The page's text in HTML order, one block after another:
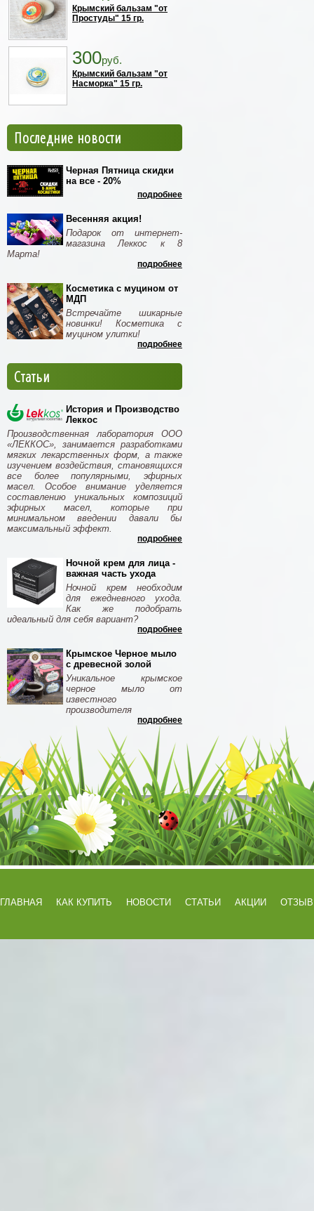
Крымский бальзам "от
Простуды" 15 гр.
300руб.
Крымский бальзам "от
Насморка" 15 гр.
Последние новости
Черная Пятница скидки
на все - 20%
подробнее
Весенняя акция!
Подарок от интернет-
магазина Леккос к 8
Марта!
подробнее
Косметика с муцином от
МДП
Встречайте шикарные
новинки! Косметика с
муцином улитки!
подробнее
Статьи
История и Производство
Леккос
Производственная лаборатория ООО
«ЛЕККОС», занимается разработками
мягких лекарственных форм, а также
изучением воздействия, становящихся
все более популярными, эфирных
масел. Особое внимание уделяется
составлению уникальных композиций
эфирных масел, которые при
минимальном введении давали бы
максимальный эффект.
подробнее
Ночной крем для лица -
важная часть ухода
Ночной крем необходим
для ежедневного ухода.
Как же подобрать
идеальный для себя вариант?
подробнее
Крымское Черное мыло
с древесной золой
Уникальное крымское
черное мыло от
известного
производителя
подробнее
ГЛАВНАЯ КАК КУПИТЬ НОВОСТИ СТАТЬИ АКЦИИ